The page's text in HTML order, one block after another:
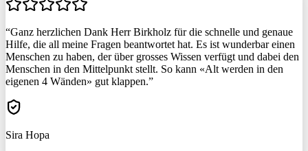
“Ganz herzlichen Dank Herr Birkholz für die schnelle und genaue
Hilfe, die all meine Fragen beantwortet hat. Es ist wunderbar einen
Menschen zu haben, der über grosses Wissen verfügt und dabei den
Menschen in den Mittelpunkt stellt. So kann «Alt werden in den
eigenen 4 Wänden» gut klappen.”
Sira Hopa